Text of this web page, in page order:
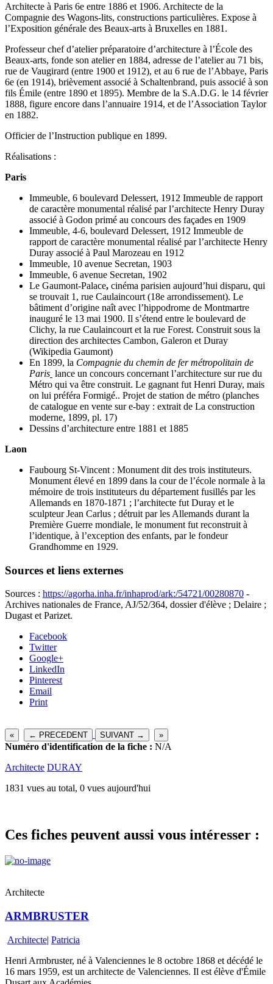
Architecte à Paris 6e entre 1886 et 1906. Architecte de la
Compagnie des Wagons-lits, constructions particulières. Expose à
l’Exposition générale des Beaux-arts à Bruxelles en 1881.
Professeur chef d’atelier préparatoire d’architecture à l’École des
Beaux-arts, fonde son atelier en 1884, adresse de l’atelier au 71 bis,
rue de Vaugirard (entre 1900 et 1912), et au 6 rue de l’Abbaye, Paris
6e (en 1914), brièvement associé à Schaltenbrand, puis associé à son
fils Émile (entre 1890 et 1895). Membre de la S.A.D.G. le 14 février
1888, figure encore dans l’annuaire 1914, et de l’Association Taylor
en 1882.
Officier de l’Instruction publique en 1899.
Réalisations :
Paris
Immeuble, 6 boulevard Delessert, 1912 Immeuble de rapport
de caractère monumental réalisé par l’architecte Henry Duray
associé à Godon primé au concours des façades en 1909
Immeuble, 4-6, boulevard Delessert, 1912 Immeuble de
rapport de caractère monumental réalisé par l’architecte Henry
Duray associé à Paul Marozeau en 1912
Immeuble, 10 avenue Secretan, 1903
Immeuble, 6 avenue Secretan, 1902
Le Gaumont-Palace, cinéma parisien aujourd’hui disparu, qui
se trouvait 1, rue Caulaincourt (18e arrondissement). Le
bâtiment d’origine naît avec l’hippodrome de Montmartre
inauguré le 13 mai 1900. Il s’étend entre le boulevard de
Clichy, la rue Caulaincourt et la rue Forest. Construit sous la
direction des architectes Cambon, Galeron et Duray
(Wikipedia Gaumont)
En 1899, la Compagnie du chemin de fer métropolitain de
Paris lance un concours concernant l’architecture sur rue du
Métro qui va être construit. Le gagnant fut Henri Duray, mais
on lui préféra Formigé.. Projet de station de métro (planches
de catalogue en vente sur e-bay : extrait de La construction
moderne, 1899, pl. 17)
Dessins d’architecture entre 1881 et 1885
Laon
Faubourg St-Vincent : Monument dit des trois instituteurs.
Monument élevé en 1899 dans la cour de l’école normale à la
mémoire de trois instituteurs du département fusillés par les
Allemands en 1870-1871 ; l’architecte fut Duray et le
sculpteur Jean Carlus ; détruit par les Allemands durant la
Première Guerre mondiale, le monument fut reconstruit à
l’identique, à l’exception des enfants, par le fondeur
Grandhomme en 1929.
Sources et liens externes
Sources : https://agorha.inha.fr/inhaprod/ark:/54721/00280870 -
Archives nationales de France, AJ/52/364, dossier d'élève ; Delaire ;
Dugast et Parizet.
Facebook
Twitter
Google+
LinkedIn
Pinterest
Email
Print
« ← PRECEDENT SUIVANT → »
Numéro d'identification de la fiche : N/A
Architecte DURAY
1831 vues au total, 0 vues aujourd'hui
Ces fiches peuvent aussi vous intéresser :
Architecte
ARMBRUSTER
Architecte| Patricia
Henri Armbruster, né à Valenciennes le 8 octobre 1868 et décédé le
16 mars 1959, est un architecte de Valenciennes. Il est élève d'Émile